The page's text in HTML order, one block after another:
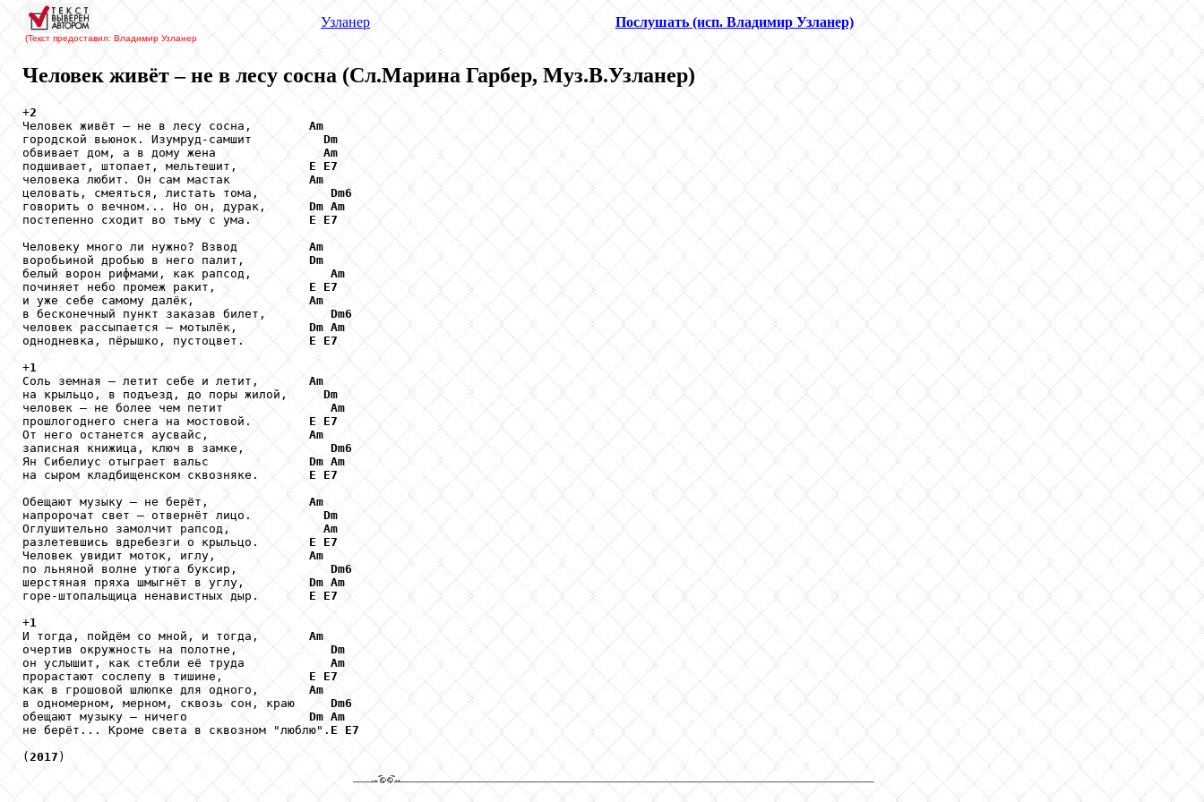
(Текст предоставил: Владимир Узланер
Узланер Послушать (исп. Владимир Узланер)
Человек живёт – не в лесу сосна (Сл.Марина Гарбер, Муз.В.Узланер)
+2
Человек живёт – не в лесу сосна, Am
городской вьюнок. Изумруд-самшит Dm
обвивает дом, а в дому жена Am
подшивает, штопает, мельтешит, E
E7
человека любит. Он сам мастак Am
целовать, смеяться, листать тома, Dm6
говорить о вечном... Но он, дурак, Dm Am
постепенно сходит во тьму с ума. E
E7
Человеку много ли нужно? Взвод Am
воробьиной дробью в него палит, Dm
белый ворон рифмами, как рапсод, Am
починяет небо промеж ракит, E
E7
и уже себе самому далёк, Am
в бесконечный пункт заказав билет, Dm6
человек рассыпается – мотылёк, Dm Am
однодневка, пёрышко, пустоцвет. E
E7
+1
Соль земная – летит себе и летит, Am
на крыльцо, в подъезд, до поры жилой, Dm
человек – не более чем петит Am
прошлогоднего снега на мостовой. E
E7
От него останется аусвайс, Am
записная книжица, ключ в замке, Dm6
Ян Сибелиус отыграет вальс Dm Am
на сыром кладбищенском сквозняке. E
E7
Обещают музыку – не берёт, Am
напророчат свет – отвернёт лицо. Dm
Оглушительно замолчит рапсод, Am
разлетевшись вдребезги о крыльцо. E
E7
Человек увидит моток, иглу, Am
по льняной волне утюга буксир, Dm6
шерстяная пряха шмыгнёт в углу, Dm Am
горе-штопальщица ненавистных дыр. E
E7
+1
И тогда, пойдём со мной, и тогда, Am
очертив окружность на полотне, Dm
он услышит, как стебли её труда Am
прорастают сослепу в тишине, E
E7
как в грошовой шлюпке для одного, Am
в одномерном, мерном, сквозь сон, краю Dm6
обещают музыку – ничего Dm Am
не берёт... Кроме света в сквозном "люблю". E
E7
( 2017